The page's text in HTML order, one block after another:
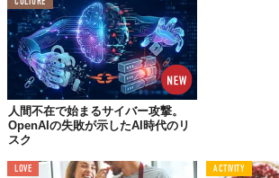
香りを“引き出す”調理法
CULTURE
人間不在で始まるサイバー攻撃。
OpenAIの失敗が示したAI時代のリ
スク
LOVE ACTIVITY